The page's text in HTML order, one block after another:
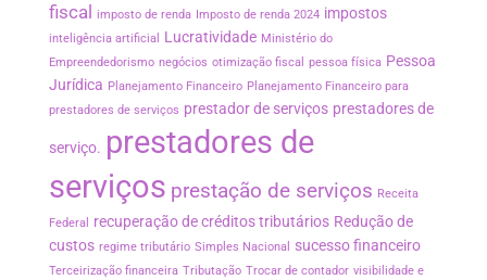
fiscal
imposto de renda Imposto de renda 2024 impostos
inteligência artificial Lucratividade Ministério do
Empreendedorismo negócios otimização fiscal pessoa física Pessoa
Jurídica Planejamento Financeiro Planejamento Financeiro para
prestadores de serviços prestador de serviços prestadores de
serviço. prestadores de
serviços prestação de serviços Receita
Federal recuperação de créditos tributários Redução de
custos regime tributário Simples Nacional sucesso financeiro
Terceirização financeira Tributação Trocar de contador visibilidade e